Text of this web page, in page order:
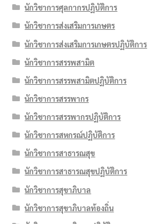
นักวิชาการศุลกากรปฏิบัติการ
นักวิชาการส่งเสริมการเกษตร
นักวิชาการส่งเสริมการเกษตรปฏิบัติการ
นักวิชาการสรรพสามิต
นักวิชาการสรรพสามิตปฏิบัติการ
นักวิชาการสรรพากร
นักวิชาการสรรพากรปฏิบัติการ
นักวิชาการสหกรณ์ปฏิบัติการ
นักวิชาการสาธารณสุข
นักวิชาการสาธารณสุขปฏิบัติการ
นักวิชาการสุขาภิบาล
นักวิชาการสุขาภิบาลท้องถิ่น